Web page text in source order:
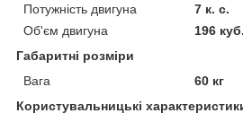
Потужність двигуна
7 к. с.
Об'єм двигуна
196
Габаритні розміри
Вага
60 кг
Користувальницькі